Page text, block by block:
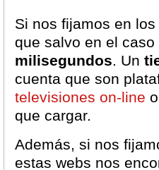
Si nos fijamos en
que salvo en el caso
milisegundos. Un
cuenta que son
televisiones on-line o
que cargar.
Además, si nos
estas webs nos